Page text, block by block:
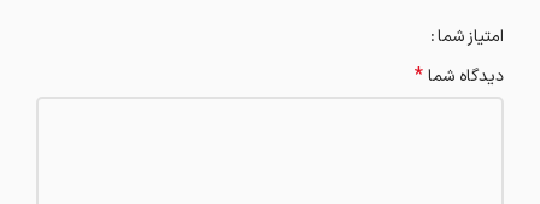
امتیاز شما
دیدگاه شما*